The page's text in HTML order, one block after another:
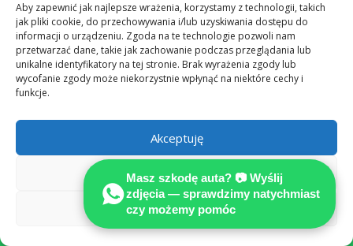
Aby zapewnić jak najlepsze wrażenia, korzystamy z technologii, takich
jak pliki cookie, do przechowywania i/lub uzyskiwania dostępu do
informacji o urządzeniu. Zgoda na te technologie pozwoli nam
przetwarzać dane, takie jak zachowanie podczas przeglądania lub
unikalne identyfikatory na tej stronie. Brak wyrażenia zgody lub
wycofanie zgody może niekorzystnie wpłynąć na niektóre cechy i
funkcje.
Akceptuję
Odmów
Zobacz preferencje
Rzeczoznawcy sieci MOTOEXPERT
specjalizują się w opiniowaniu i
niezależnym kosztorysowaniu szkód
powypadkowych, jakie powstają wskutek
niezawinionych, zagranicznych zdarzeń
drogowych
Stowarzyszenie Międzynarodowych
Rzeczoznawców Techniki Samochodowej
MOTOEXPERT
SPECJALIZUJEMY SIĘ W OCENIE USZKODZEŃ

Masz szkodę auta? 📷 Wyślij
zdjęcia — sprawdzimy natychmiast
czy możemy pomóc